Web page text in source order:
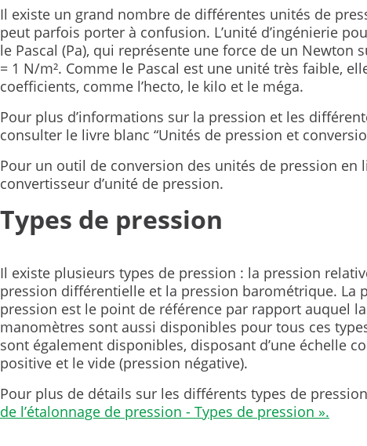
Il existe un grand nombre de différentes unités de
peut parfois porter à confusion. L’unité d’ingénierie
le Pascal (Pa), qui représente une force de un Newton
= 1 N/m². Comme le Pascal est une unité très faible,
coefficients, comme l’hecto, le kilo et le méga.
Pour plus d’informations sur la pression et les
consulter le livre blanc “Unités de pression et
Pour un outil de conversion des unités de pression en
convertisseur d’unité de pression.
Types de pression
Il existe plusieurs types de pression : la pression
pression différentielle et la pression barométrique. La
pression est le point de référence par rapport auquel
manomètres sont aussi disponibles pour tous ces
sont également disponibles, disposant d’une échelle
positive et le vide (pression négative).
Pour plus de détails sur les différents types de
de l’étalonnage de pression - Types de pression ».